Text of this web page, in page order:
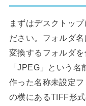
まずはデスクトッ
ださい。フォルダ
変換するフォルダ
「JPEG」という
作った名称未設定フ
の横にあるTIFF形